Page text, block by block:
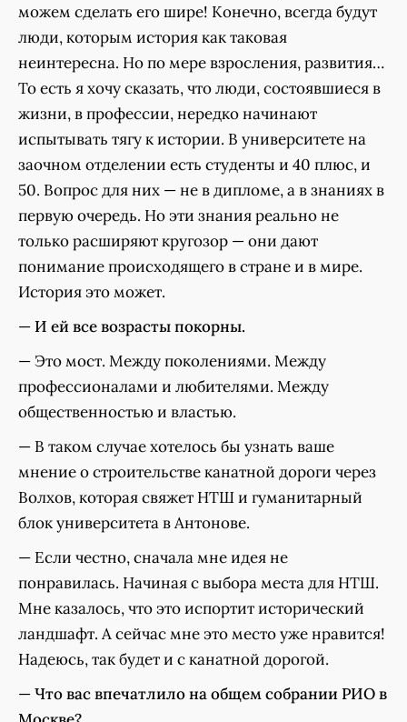
можем сделать его шире! Конечно, всегда будут
люди, которым история как таковая
неинтересна. Но по мере взросления, развития…
То есть я хочу сказать, что люди, состоявшиеся в
жизни, в профессии, нередко начинают
испытывать тягу к истории. В университете на
заочном отделении есть студенты и 40 плюс, и
50. Вопрос для них — не в дипломе, а в знаниях в
первую очередь. Но эти знания реально не
только расширяют кругозор — они дают
понимание происходящего в стране и в мире.
История это может.
— И ей все возрасты покорны.
— Это мост. Между поколениями. Между
профессионалами и любителями. Между
общественностью и властью.
— В таком случае хотелось бы узнать ваше
мнение о строительстве канатной дороги через
Волхов, которая свяжет НТШ и гуманитарный
блок университета в Антонове.
— Если честно, сначала мне идея не
понравилась. Начиная с выбора места для НТШ.
Мне казалось, что это испортит исторический
ландшафт. А сейчас мне это место уже нравится!
Надеюсь, так будет и с канатной дорогой.
—Что вас впечатлило на общем собрании РИО в